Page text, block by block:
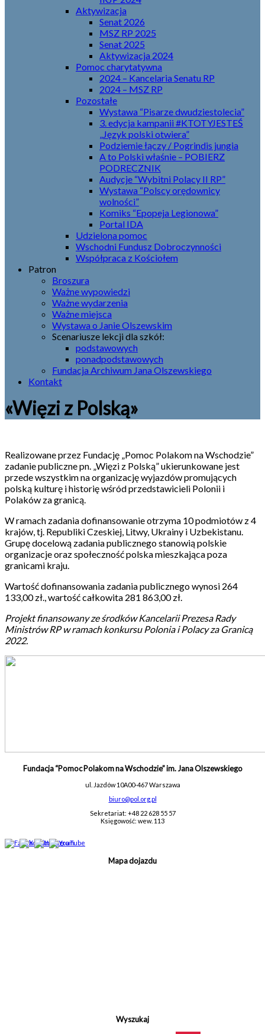
Aktywizacja
Senat 2026
MSZ RP 2025
Senat 2025
Aktywizacja 2024
Pomoc charytatywna
2024 – Kancelaria Senatu RP
2024 – MSZ RP
Pozostałe
Wystawa “Pisarze dwudziestolecia”
3. edycja kampanii #KTOTYJESTEŚ
„Język polski otwiera”
Podziemie łączy / Pogrindis jungia
A to Polski właśnie – POBIERZ
PODRECZNIK
Audycje “Wybitni Polacy II RP”
Wystawa “Polscy orędownicy
wolności”
Komiks “Epopeja Legionowa”
Portal IDA
Udzielona pomoc
Wschodni Fundusz Dobroczynności
Współpraca z Kościołem
Patron
Broszura
Ważne wypowiedzi
Ważne wydarzenia
Ważne miejsca
Wystawa o Janie Olszewskim
Scenariusze lekcji dla szkół:
podstawowych
ponadpodstawowych
Fundacja Archiwum Jana Olszewskiego
Kontakt
«Więzi z Polską»
Realizowane przez Fundację „Pomoc Polakom na Wschodzie”
zadanie publiczne pn. „Więzi z Polską” ukierunkowane jest
przede wszystkim na organizację wyjazdów promujących
polską kulturę i historię wśród przedstawicieli Polonii i
Polaków za granicą.
W ramach zadania dofinansowanie otrzyma 10 podmiotów z 4
krajów, tj. Republiki Czeskiej, Litwy, Ukrainy i Uzbekistanu.
Grupę docelową zadania publicznego stanowią polskie
organizacje oraz społeczność polska mieszkająca poza
granicami kraju.
Wartość dofinansowania zadania publicznego wynosi 264
133,00 zł., wartość całkowita 281 863,00 zł.
Projekt finansowany ze środków Kancelarii Prezesa Rady
Ministrów RP w ramach konkursu Polonia i Polacy za Granicą
2022.
Fundacja “Pomoc Polakom na Wschodzie” im. Jana Olszewskiego
ul. Jazdów 10A00-467 Warszawa
biuro@pol.org.pl
Sekretariat: +48 22 628 55 57
Księgowość: wew. 113
Mapa dojazdu
Wyszukaj